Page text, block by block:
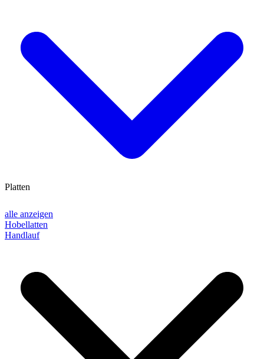
alle anzeigen
Hobellatten
Handlauf
Platten